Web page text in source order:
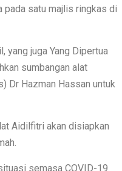
pada satu majlis ringkas di
yang juga Yang Dipertua
sumbangan alat
Dr Hazman Hassan untuk
Aidilfitri akan disiapkan
semasa COVID-19